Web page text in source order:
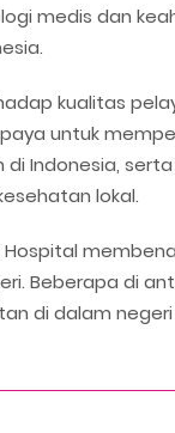
medis dan
kualitas
untuk
Indonesia,
lokal.
Beberapa di
di dalam